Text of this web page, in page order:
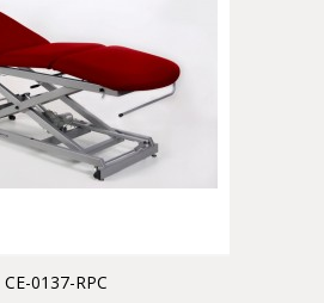
CE-0137-RPC